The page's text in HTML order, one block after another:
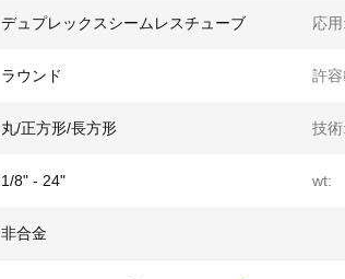
デュプレックスシームレスチューブ 応用:
ラウンド 許
丸/正方形/長方形 技術:
1/8" - 24" wt:
非合金